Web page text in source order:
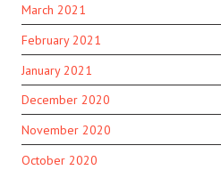
March 2021
February 2021
January 2021
December 2020
November 2020
October 2020